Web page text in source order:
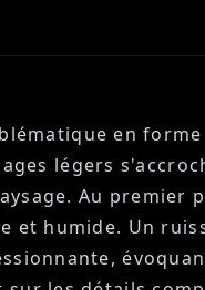
en
légers
Au premier
et humide. Un